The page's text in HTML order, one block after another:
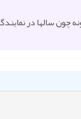
چون سالها در